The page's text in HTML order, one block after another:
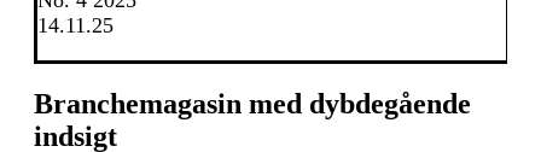
14.11.25
Branchemagasin med dybdegående
indsigt